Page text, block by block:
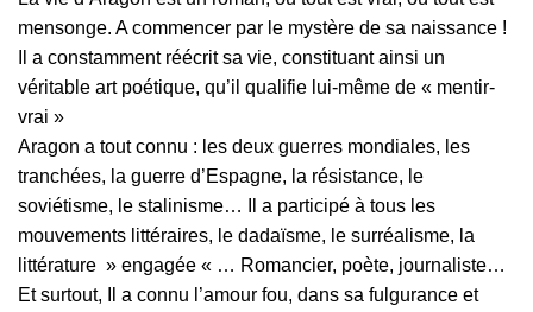
mensonge. A commencer par le mystère de sa naissance !
Il a constamment réécrit sa vie, constituant ainsi un
véritable art poétique, qu’il qualifie lui-même de « mentir-
vrai »
Aragon a tout connu : les deux guerres mondiales, les
tranchées, la guerre d’Espagne, la résistance, le
soviétisme, le stalinisme… Il a participé à tous les
mouvements littéraires, le dadaïsme, le surréalisme, la
littérature » engagée « … Romancier, poète, journaliste…
Et surtout, Il a connu l’amour fou, dans sa fulgurance et